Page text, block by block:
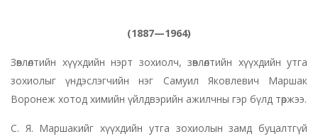
(1887—1964)
Зөвлөлтийн хүүхдийн нэрт зохиолч, зөвлөлтийн хүүхдийн утга
зохиолыг үндэслэгчийн нэг Самуил Яковлевич Маршак
Воронеж хотод химийн үйлдвэрийн ажилчны гэр бүлд төржээ.
С. Я. Маршакийг хүүхдийн утга зохиолын замд буцалтгүй